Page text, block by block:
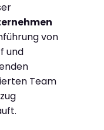
von
und
Team